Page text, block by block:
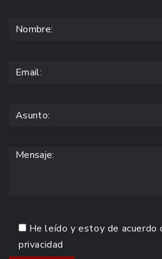
He leído y estoy de acuerdo
privacidad